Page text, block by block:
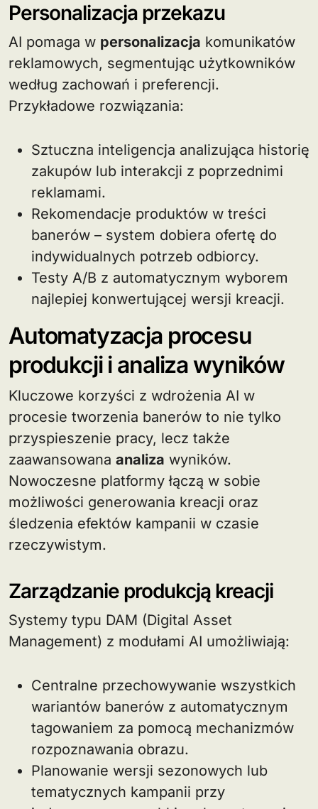
Personalizacja przekazu
AI pomaga w personalizacja komunikatów
reklamowych, segmentując użytkowników
według zachowań i preferencji.
Przykładowe rozwiązania:
Sztuczna inteligencja analizująca historię
zakupów lub interakcji z poprzednimi
reklamami.
Rekomendacje produktów w treści
banerów – system dobiera ofertę do
indywidualnych potrzeb odbiorcy.
Testy A/B z automatycznym wyborem
najlepiej konwertującej wersji kreacji.
Automatyzacja procesu
produkcji i analiza wyników
Kluczowe korzyści z wdrożenia AI w
procesie tworzenia banerów to nie tylko
przyspieszenie pracy, lecz także
zaawansowana analiza wyników.
Nowoczesne platformy łączą w sobie
możliwości generowania kreacji oraz
śledzenia efektów kampanii w czasie
rzeczywistym.
Zarządzanie produkcją kreacji
Systemy typu DAM (Digital Asset
Management) z modułami AI umożliwiają:
Centralne przechowywanie wszystkich
wariantów banerów z automatycznym
tagowaniem za pomocą mechanizmów
rozpoznawania obrazu.
Planowanie wersji sezonowych lub
tematycznych kampanii przy